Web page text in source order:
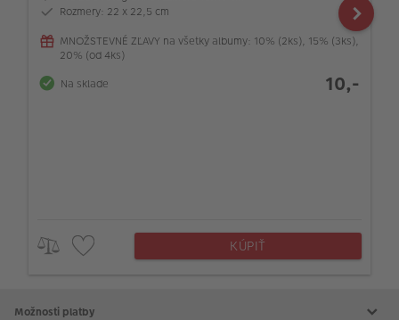
Rozmery: 22 x 22,5 cm
MNOŽSTEVNÉ ZĽAVY na všetky albumy: 10% (2ks), 15% (3ks),
20% (od 4ks)
Na sklade
10,-
KÚPIŤ
Možnosti platby